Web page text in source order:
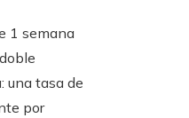
1 semana
una tasa de
por